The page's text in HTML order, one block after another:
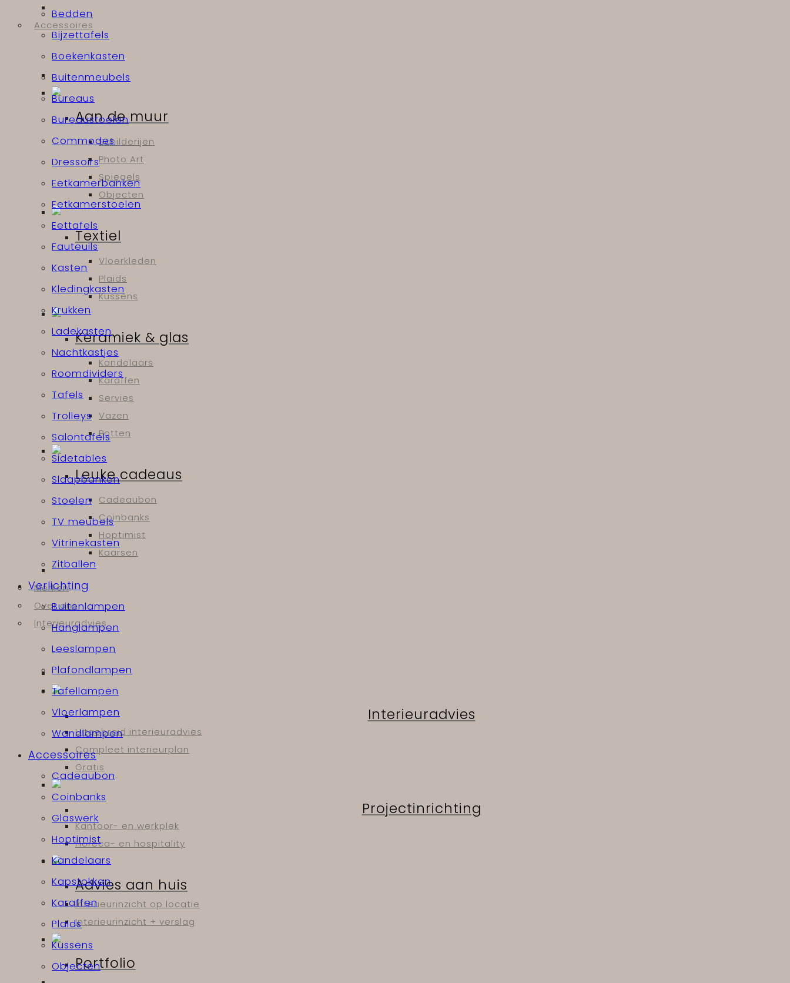
Accessoires
Aan de muur
Schilderijen
Photo Art
Spiegels
Objecten
Textiel
Vloerkleden
Plaids
Kussens
Keramiek & glas
Kandelaars
Karaffen
Servies
Vazen
Potten
Leuke cadeaus
Cadeaubon
Coinbanks
Hoptimist
Kaarsen
Merken
Over ons
Interieuradvies
Interieuradvies
Uitgebreid interieuradvies
Compleet interieurplan
Gratis
Projectinrichting
Kantoor- en werkplek
Horeca- en hospitality
Advies aan huis
Interieurinzicht op locatie
Interieurinzicht + verslag
Portfolio
Bedden
Bijzettafels
Boekenkasten
Buitenmeubels
Bureaus
Bureaustoelen
Commodes
Dressoirs
Eetkamerbanken
Eetkamerstoelen
Eettafels
Fauteuils
Kasten
Kledingkasten
Krukken
Ladekasten
Nachtkastjes
Roomdividers
Tafels
Trolleys
Salontafels
Sidetables
Slaapbanken
Stoelen
TV meubels
Vitrinekasten
Zitballen
Verlichting
Buitenlampen
Hanglampen
Leeslampen
Plafondlampen
Tafellampen
Vloerlampen
Wandlampen
Accessoires
Cadeaubon
Coinbanks
Glaswerk
Hoptimist
Kandelaars
Kapstokken
Karaffen
Plaids
Kussens
Objecten